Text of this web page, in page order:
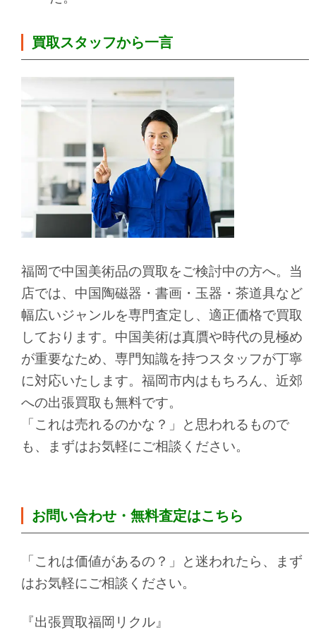
買取スタッフから一言
福岡で中国美術品の買取をご検討中の方へ。当
店では、中国陶磁器・書画・玉器・茶道具など
幅広いジャンルを専門査定し、適正価格で買取
しております。中国美術は真贋や時代の見極め
が重要なため、専門知識を持つスタッフが丁寧
に対応いたします。福岡市内はもちろん、近郊
への出張買取も無料です。
「これは売れるのかな？」と思われるもので
も、まずはお気軽にご相談ください。
お問い合わせ・無料査定はこちら
「これは価値があるの？」と迷われたら、まず
はお気軽にご相談ください。
『出張買取福岡リクル』